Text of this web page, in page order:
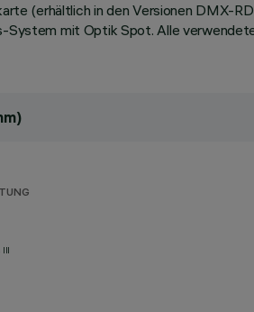
(erhältlich in den Versionen DMX-
System mit Optik Spot. Alle
III